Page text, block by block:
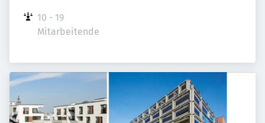
10 - 19
Mitarbeitende